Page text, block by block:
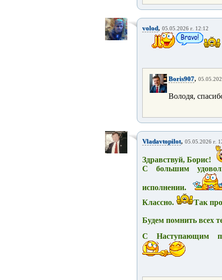
volod, 05.05.2026 г. 12:12
Boris907,
Володя,
Vladavtopilot, 05.05.2026 г.
Здравствуй, Борис!
С большим
исполнении.
Классно.
Так
Будем помнить
С Наступающим